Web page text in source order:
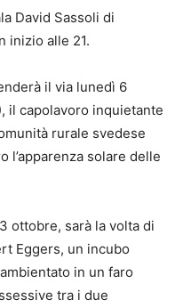
David Sassoli di
inizio alle 21.
il via lunedì 6
il capolavoro inquietante
rurale svedese
l’apparenza solare delle
ottobre, sarà la volta di
Eggers, un incubo
in un faro
tra i due